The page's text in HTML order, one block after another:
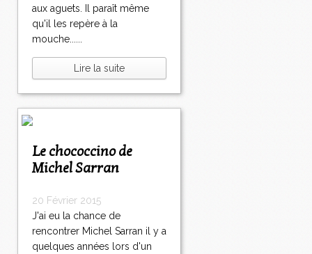
aux aguets. Il paraît même
qu'il les repère à la
mouche......
Lire la suite
Le chococcino de
Michel Sarran
20 Février 2015
J'ai eu la chance de
rencontrer Michel Sarran il y a
quelques années lors d'un